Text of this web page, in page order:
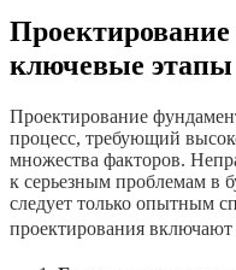
Проектирование
ключевые этапы
Проектирование
процесс, требующий
множества факторов.
к серьезным проблемам в
следует только опытным
проектирования включают